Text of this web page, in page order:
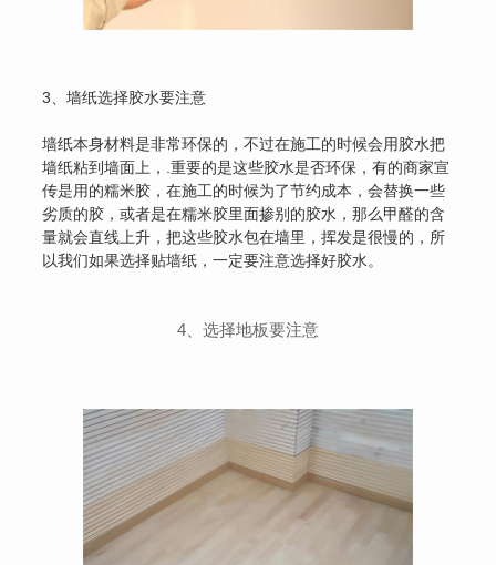
3、墙纸选择胶水要注意
墙纸本身材料是非常环保的，不过在施工的时候会用胶水把
墙纸粘到墙面上，.重要的是这些胶水是否环保，有的商家宣
传是用的糯米胶，在施工的时候为了节约成本，会替换一些
劣质的胶，或者是在糯米胶里面掺别的胶水，那么甲醛的含
量就会直线上升，把这些胶水包在墙里，挥发是很慢的，所
以我们如果选择贴墙纸，一定要注意选择好胶水。
4、选择地板要注意